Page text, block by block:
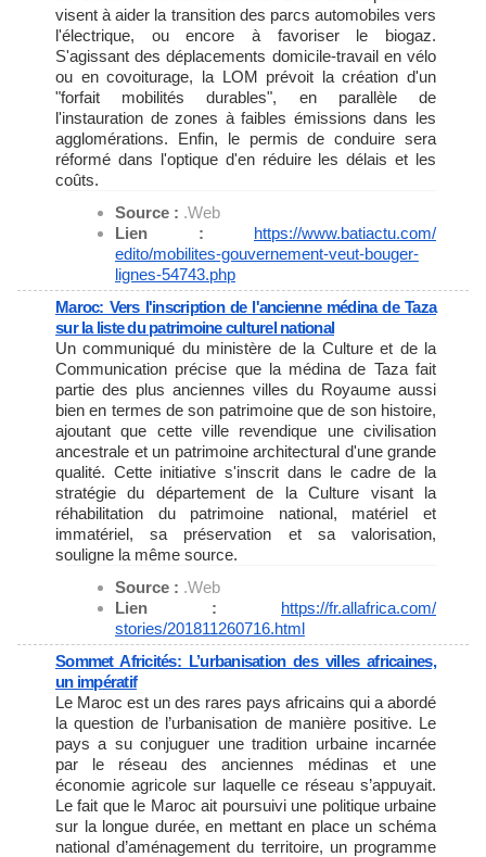
visent à aider la transition des parcs automobiles vers
l'électrique, ou encore à favoriser le biogaz.
S'agissant des déplacements domicile-travail en vélo
ou en covoiturage, la LOM prévoit la création d'un
"forfait mobilités durables", en parallèle de
l'instauration de zones à faibles émissions dans les
agglomérations. Enfin, le permis de conduire sera
réformé dans l'optique d'en réduire les délais et les
coûts.
Source : .Web
Lien : https://www.batiactu.com/
edito/mobilites-gouvernement-veut-bouger-
lignes-54743.php
Maroc: Vers l'inscription de l'ancienne médina de Taza
sur la liste du patrimoine culturel national
Un communiqué du ministère de la Culture et de la
Communication précise que la médina de Taza fait
partie des plus anciennes villes du Royaume aussi
bien en termes de son patrimoine que de son histoire,
ajoutant que cette ville revendique une civilisation
ancestrale et un patrimoine architectural d'une grande
qualité. Cette initiative s'inscrit dans le cadre de la
stratégie du département de la Culture visant la
réhabilitation du patrimoine national, matériel et
immatériel, sa préservation et sa valorisation,
souligne la même source.
Source : .Web
Lien : https://fr.allafrica.com/
stories/201811260716.html
Sommet Africités: L’urbanisation des villes africaines,
un impératif
Le Maroc est un des rares pays africains qui a abordé
la question de l’urbanisation de manière positive. Le
pays a su conjuguer une tradition urbaine incarnée
par le réseau des anciennes médinas et une
économie agricole sur laquelle ce réseau s’appuyait.
Le fait que le Maroc ait poursuivi une politique urbaine
sur la longue durée, en mettant en place un schéma
national d’aménagement du territoire, un programme